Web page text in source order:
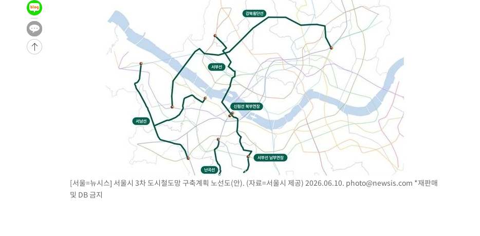
[서울=뉴시스] 서울시 3차 도시철도망 구축계획 노선도(안). (자료=서울시 제공) 2026.06.10. photo@newsis.com *재판매
및 DB 금지